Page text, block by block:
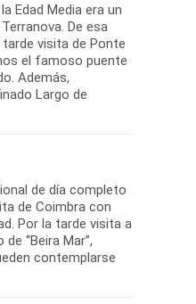
Edad Media era un
De esa
visita de Ponte
el famoso puente
Además,
Largo de
de día completo
de Coimbra con
Por la tarde visita a
“Beira Mar”,
contemplarse